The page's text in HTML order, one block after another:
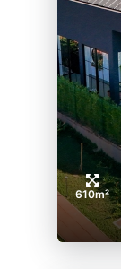
610m²